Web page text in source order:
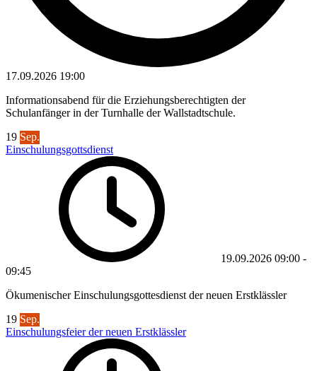
17.09.2026 19:00
Informationsabend für die Erziehungsberechtigten der
Schulanfänger in der Turnhalle der Wallstadtschule.
19 Sep.
Einschulungsgottsdienst
19.09.2026 09:00 -
09:45
Ökumenischer Einschulungsgottesdienst der neuen Erstklässler
19 Sep.
Einschulungsfeier der neuen Erstklässler